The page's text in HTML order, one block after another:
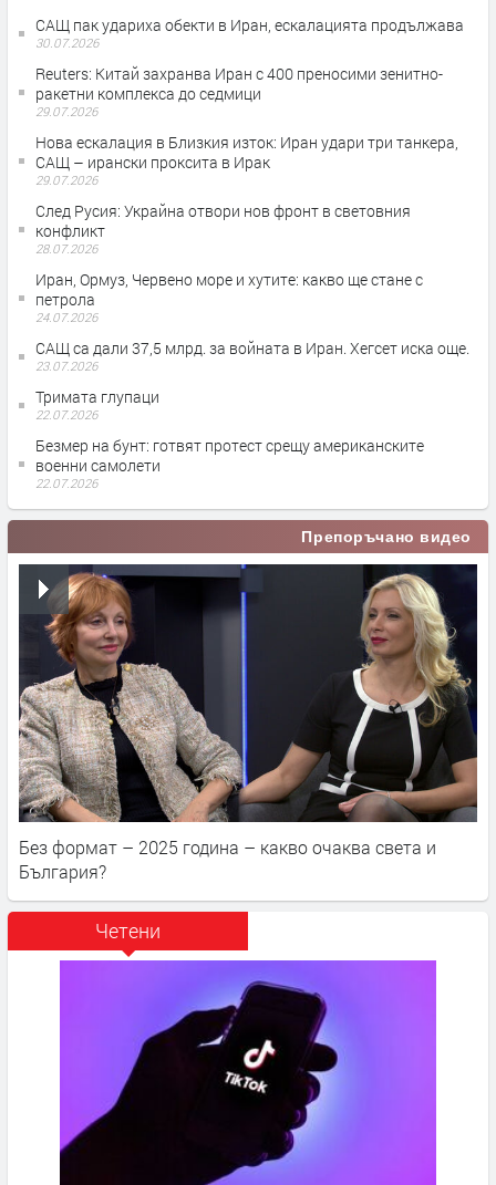
САЩ пак удариха обекти в Иран, ескалацията продължава
30.07.2026
Reuters: Китай захранва Иран с 400 преносими зенитно-
ракетни комплекса до седмици
29.07.2026
Нова ескалация в Близкия изток: Иран удари три танкера,
САЩ – ирански проксита в Ирак
29.07.2026
След Русия: Украйна отвори нов фронт в световния
конфликт
28.07.2026
Иран, Ормуз, Червено море и хутите: какво ще стане с
петрола
24.07.2026
САЩ са дали 37,5 млрд. за войната в Иран. Хегсет иска още.
23.07.2026
Тримата глупаци
22.07.2026
Безмер на бунт: готвят протест срещу американските
военни самолети
22.07.2026
Препоръчано видео
Без формат – 2025 година – какво очаква света и
България?
Четени